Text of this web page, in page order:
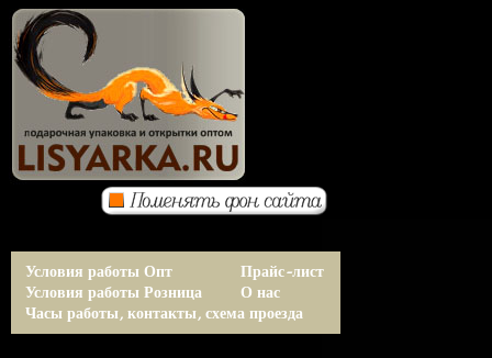
Условия работы Опт
Условия работы Розница
Прайс-лист
О нас
Часы работы, контакты, схема проезда